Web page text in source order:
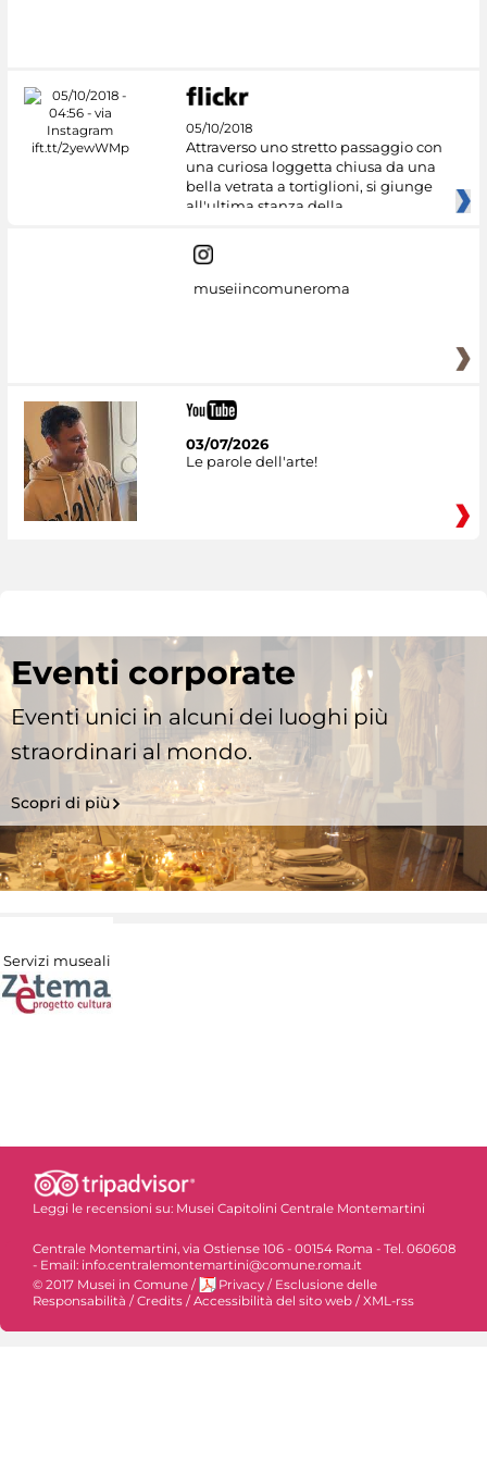
05/10/2018
Attraverso uno stretto passaggio con
una curiosa loggetta chiusa da una
bella vetrata a tortiglioni, si giunge
all'ultima stanza della
museiincomuneroma
03/07/2026
Le parole dell'arte!
Eventi corporate
Eventi unici in alcuni dei luoghi più
straordinari al mondo.
Scopri di più
Servizi museali
Leggi le recensioni su: Musei Capitolini Centrale Montemartini
Centrale Montemartini, via Ostiense 106 - 00154 Roma - Tel. 060608
- Email: info.centralemontemartini@comune.roma.it
© 2017 Musei in Comune / Privacy / Esclusione delle
Responsabilità /Credits /Accessibilità del sito web /XML-rss